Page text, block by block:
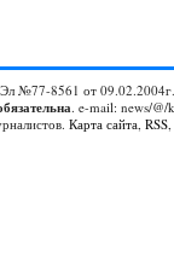
№77-8561 от
. e-mail: news/@/
Карта сайта, RSS,